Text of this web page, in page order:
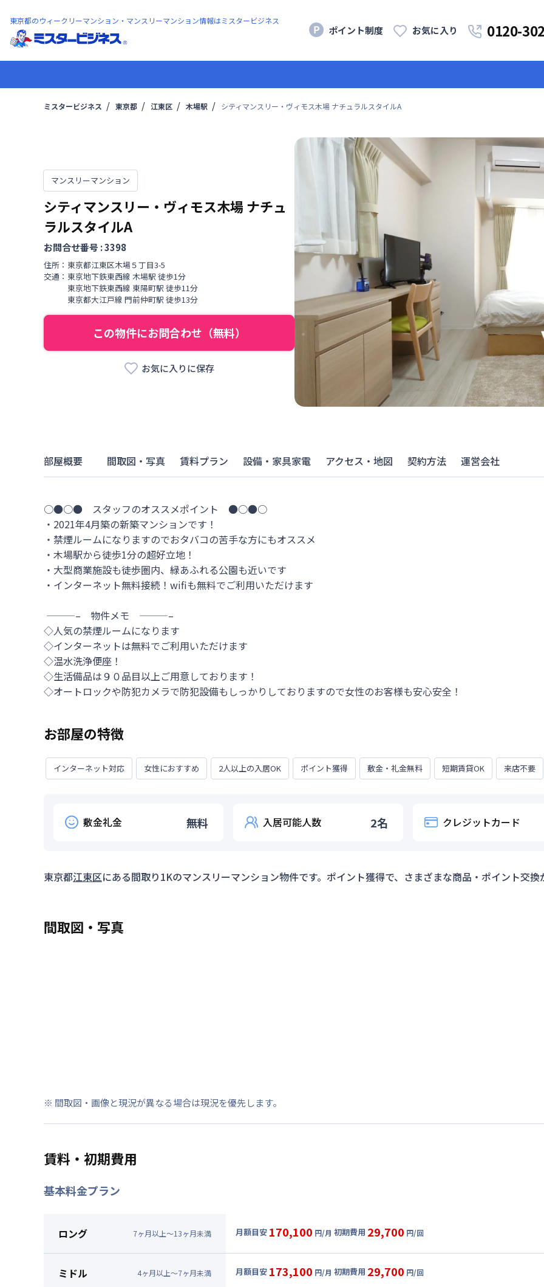
東京都のウィークリーマンション・マンスリーマンション情報はミスタービジネス
ポイント制度 お気に入り 0120-
ミスタービジネス 東京都 江東区 木場駅 シティマンスリー・ヴィモス木場 ナチュラルスタイルA
マンスリーマンション
シティマンスリー・ヴィモス木場 ナチュ
ラルスタイルA
お問合せ番号 :3398
住所： 東京都江東区木場５丁目3-5
交通： 東京地下鉄東西線 木場駅 徒歩1分
東京地下鉄東西線 東陽町駅 徒歩11分
東京都大江戸線 門前仲町駅 徒歩13分
この物件にお問合わせ（無料）
お気に入りに保存
部屋概要 間取図・写真 賃料プラン 設備・家具家電 アクセス・地図 契約方法 運営会社
○●○●　スタッフのオススメポイント　●○●○
・2021年4月築の新築マンションです！
・禁煙ルームになりますのでおタバコの苦手な方にもオススメ
・木場駅から徒歩1分の超好立地！
・大型商業施設も徒歩圏内、緑あふれる公園も近いです
・インターネット無料接続！wifiも無料でご利用いただけます
◇人気の禁煙ルームになります
◇インターネットは無料でご利用いただけます
◇温水洗浄便座！
◇生活備品は９０品目以上ご用意しております！
◇オートロックや防犯カメラで防犯設備もしっかりしておりますので女性のお客様も安心安全！
お部屋の特徴
インターネット対応 女性におすすめ 2人以上の入居OK ポイント獲得 敷金・礼金無料 短期賃貸OK 来店不要
敷金礼金 無料 入居可能人数 2名 クレジットカード
東京都江東区にある間取り1Kのマンスリーマンション物件です。ポイント獲得で、さまざまな商品・ポイント交換
間取図・写真
※ 間取図・画像と現況が異なる場合は現況を優先します。
賃料・初期費用
基本料金プラン
ロング 7ヶ月以上～13ヶ月未満 月額目安 170,100 円/月 初期費用 29,700 円/回
147,000円/月 (4,900円/日)
ミドル 4ヶ月以上～7ヶ月未満 月額目安 173,100 円/月 初期費用 29,700 円/回